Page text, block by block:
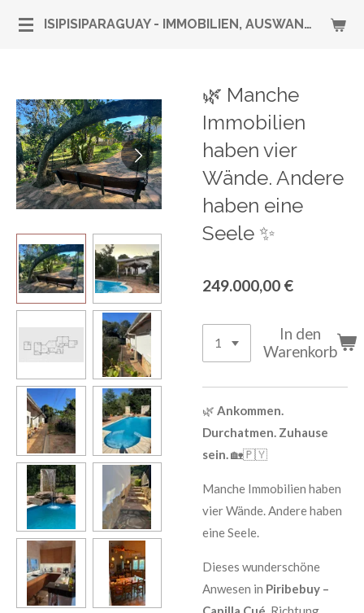
Zum
ISIPISIPARAGUAY - IMMOBILIEN, AUSWANDERUNG & RUNDUM-SERVICE
🌿 Manche
Immobilien
haben vier
Wände. Andere
haben eine
Seele ✨
249.000,00 €
In den
Warenkorb
🌿 Ankommen.
Durchatmen. Zuhause
sein.🏡🇵🇾
Manche Immobilien haben
vier Wände. Andere haben
eine Seele.
Dieses wunderschöne
Anwesen in Piribebuy –